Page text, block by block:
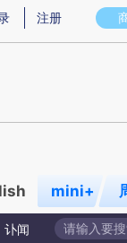
意图存在偏差。不代
注册
mini+
讣闻